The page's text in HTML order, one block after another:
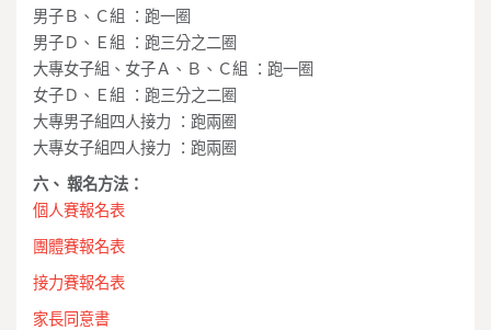
男子Ｂ、Ｃ組 ：跑一圈
男子Ｄ、Ｅ組 ：跑三分之二圈
大專女子組、女子Ａ、Ｂ、Ｃ組 ：跑一圈
女子Ｄ、Ｅ組 ：跑三分之二圈
大專男子組四人接力 ：跑兩圈
大專女子組四人接力 ：跑兩圈
六、 報名方法：
個人賽報名表
團體賽報名表
接力賽報名表
家長同意書